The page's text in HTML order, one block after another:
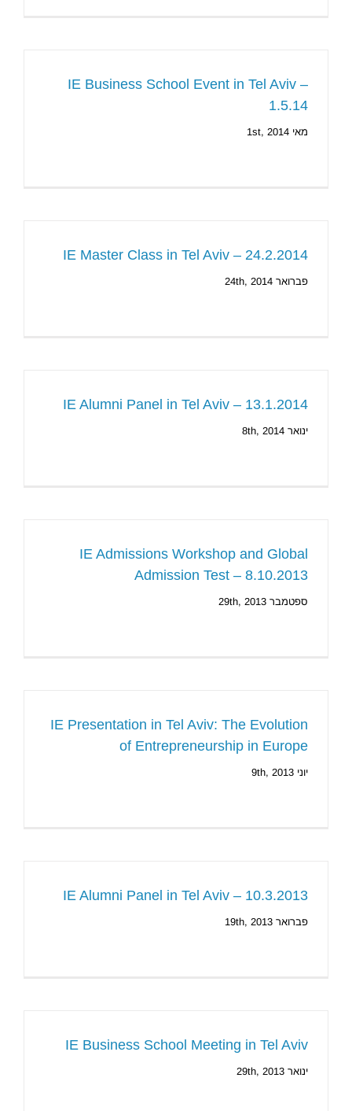
IE Business School Event in Tel Aviv –
1.5.14
מאי 1st, 2014
IE Master Class in Tel Aviv – 24.2.2014
פברואר 24th, 2014
IE Alumni Panel in Tel Aviv – 13.1.2014
ינואר 8th, 2014
IE Admissions Workshop and Global
Admission Test – 8.10.2013
ספטמבר 29th, 2013
IE Presentation in Tel Aviv: The Evolution
of Entrepreneurship in Europe
יוני 9th, 2013
IE Alumni Panel in Tel Aviv – 10.3.2013
פברואר 19th, 2013
IE Business School Meeting in Tel Aviv
ינואר 29th, 2013